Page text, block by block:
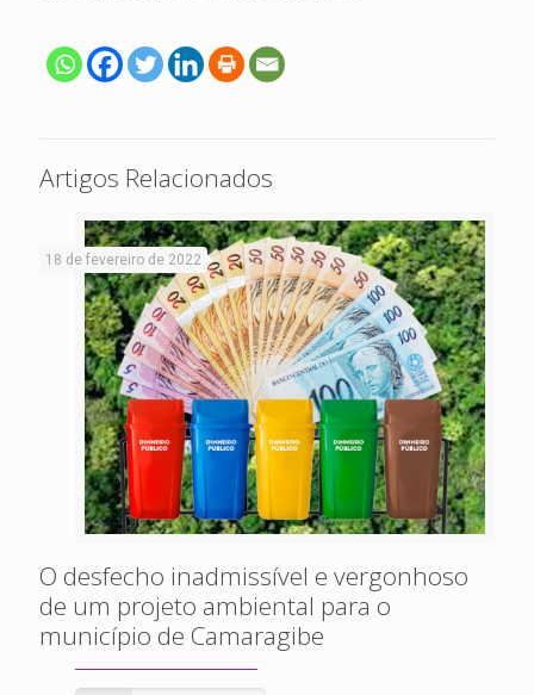
Artigos Relacionados
18 de fevereiro de 2022
O desfecho inadmissível e vergonhoso
de um projeto ambiental para o
município de Camaragibe